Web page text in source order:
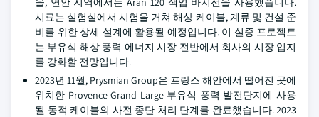
시료는 실험실에서 시험을 거쳐 해상 케이블, 계류 및 건설 준
비를 위한 상세 설계에 활용될 예정입니다. 이 실증 프로젝트
는 부유식 해상 풍력 에너지 시장 전반에서 회사의 시장 입지
를 강화할 전망입니다.
2023년 11월, Prysmian Group은 프랑스 해안에서 떨어진 곳에
위치한 Provence Grand Large 부유식 풍력 발전단지에 사용
될 동적 케이블의 사전 종단 처리 단계를 완료했습니다. 2023